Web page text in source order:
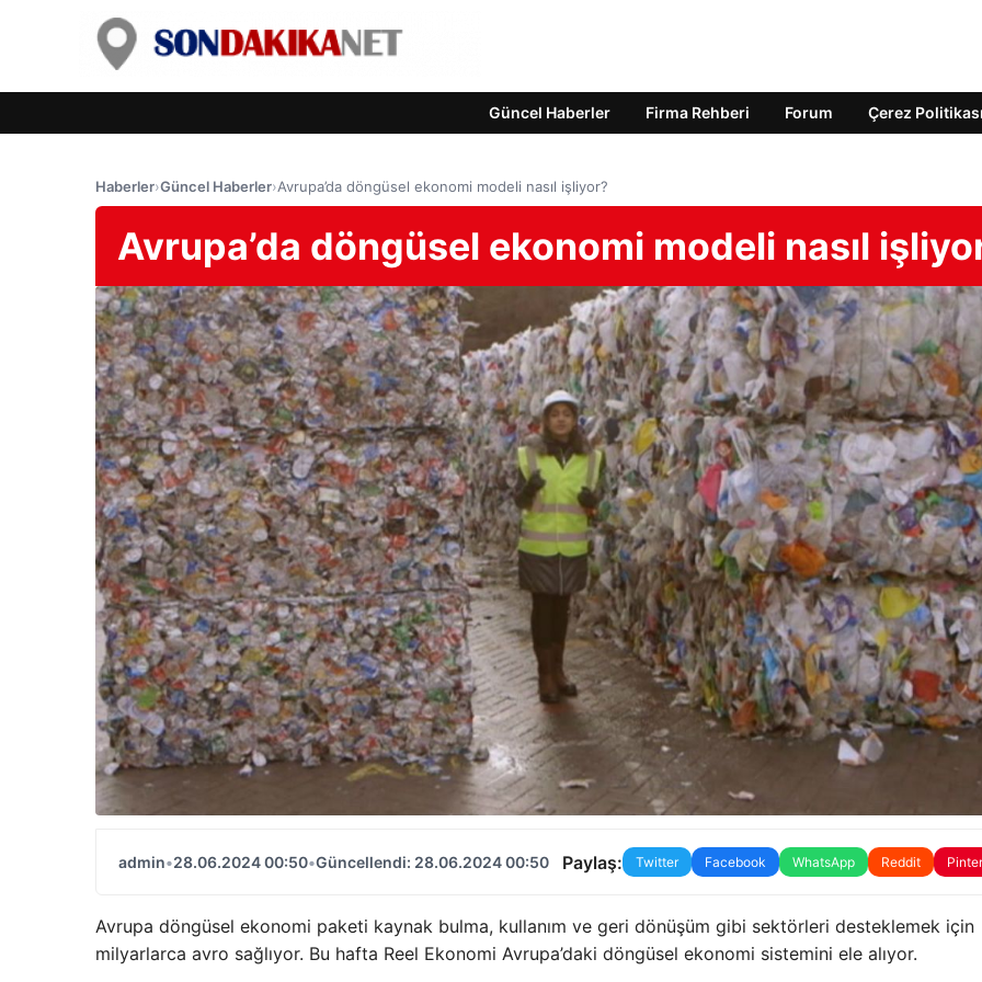
Güncel Haberler Firma Rehberi Forum Çerez Politikası
Haberler›Güncel Haberler›Avrupa’da döngüsel ekonomi modeli nasıl işliyor?
Avrupa’da döngüsel ekonomi modeli nasıl
admin•28.06.2024 00:50•Güncellendi: 28.06.2024 00:50 Paylaş: Twitter Facebook WhatsApp Reddit
Avrupa döngüsel ekonomi paketi kaynak bulma, kullanım ve geri dönüşüm gibi sektörleri desteklemek için
milyarlarca avro sağlıyor. Bu hafta Reel Ekonomi Avrupa’daki döngüsel ekonomi sistemini ele alıyor.